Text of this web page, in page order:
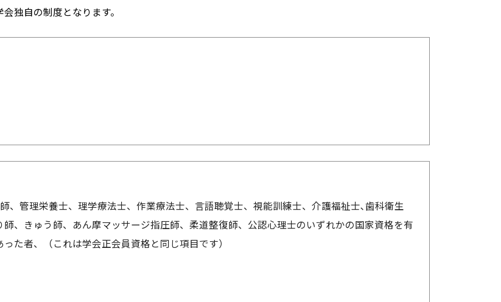
独自の制度となります。
、管理栄養士、理学療法士、作業療法士、言語聴覚士、視能訓練士、介護福祉士､歯科衛生
、きゅう師、あん摩マッサージ指圧師、柔道整復師、公認心理士のいずれかの国家資格を有
た者、（これは学会正会員資格と同じ項目です）